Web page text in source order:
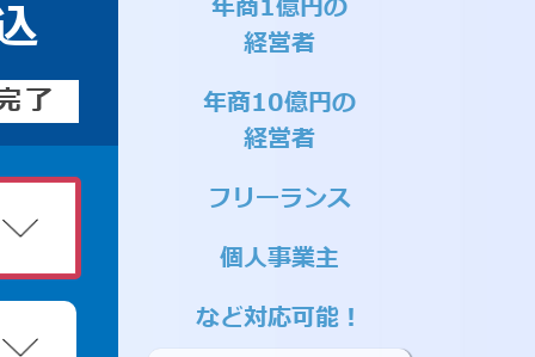
了
年商1億円の
経営者
年商10億円の
経営者
フリーランス
個人事業主
など対応可能！